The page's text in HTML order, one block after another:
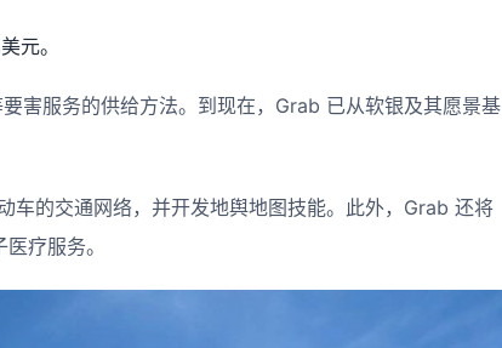
元。
害服务的供给方法。到现在，Grab 已从软银及其愿景基
车的交通网络，并开发地舆地图技能。此外，Grab 还将
疗服务。